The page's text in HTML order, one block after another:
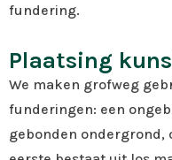
fundering.
Plaatsing
We maken grofweg
funderingen: een
gebonden ondergrond,